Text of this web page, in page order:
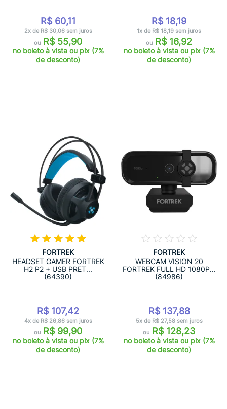
R$ 60,11
2x de R$ 30,06 sem juros
ou R$ 55,90
no boleto à vista ou pix (7%
de desconto)
R$ 18,19
1x de R$ 18,19 sem juros
ou R$ 16,92
no boleto à vista ou pix (7%
de desconto)
FORTREK
HEADSET GAMER FORTREK
H2 P2 + USB PRET...
(64390)
R$ 107,42
4x de R$ 26,86 sem juros
ou R$ 99,90
no boleto à vista ou pix (7%
de desconto)
FORTREK
WEBCAM VISION 20
FORTREK FULL HD 1080P...
(84986)
R$ 137,88
5x de R$ 27,58 sem juros
ou R$ 128,23
no boleto à vista ou pix (7%
de desconto)